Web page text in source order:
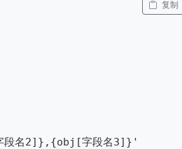
2]},{obj[字段名3]}'
复制